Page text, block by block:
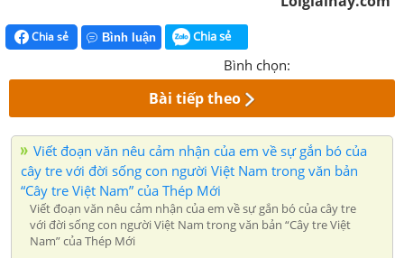
Chia sẻ Bình luận Chia sẻ
Bình chọn:
Bài tiếp theo
Viết đoạn văn nêu cảm nhận của em về sự gắn bó của
cây tre với đời sống con người Việt Nam trong văn bản
“Cây tre Việt Nam” của Thép Mới
Viết đoạn văn nêu cảm nhận của em về sự gắn bó của cây tre
với đời sống con người Việt Nam trong văn bản “Cây tre Việt
Nam” của Thép Mới